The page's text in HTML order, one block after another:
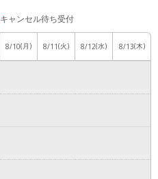
キャンセル待ち受付
8/10(月) 8/11(火) 8/12(水) 8/13(木)